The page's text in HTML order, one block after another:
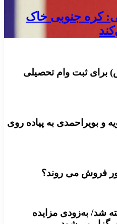
کره جنوبی خاک
برای ثبت وام تحصیلی
و بویراحمدی به پیاده روی
فروش می روند؟
شد/ به‌زودی مزایده